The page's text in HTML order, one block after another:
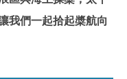
我們一起拾起槳航向